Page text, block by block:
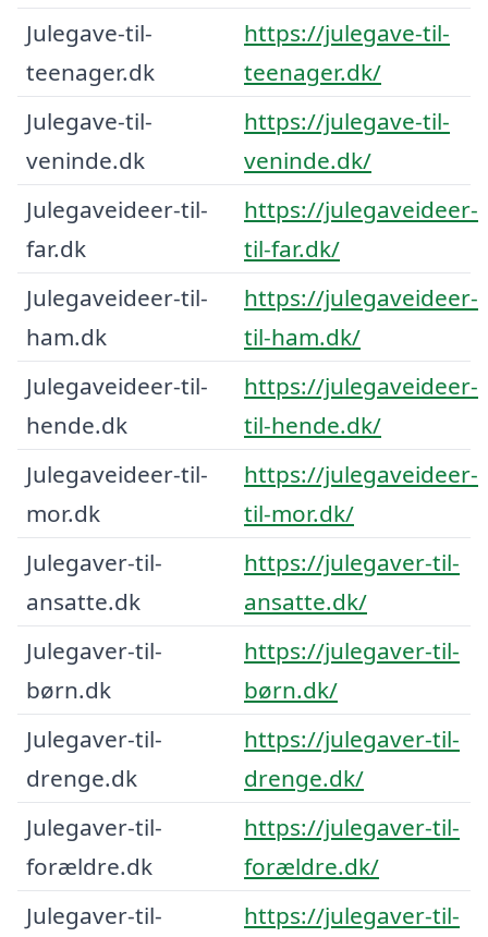
Julegave-til-
teenager.dk
https://julegave-til-
teenager.dk/
Julegave-til-
veninde.dk
https://julegave-til-
veninde.dk/
Julegaveideer-til-
far.dk
https://julegaveideer-
til-far.dk/
Julegaveideer-til-
ham.dk
https://julegaveideer-
til-ham.dk/
Julegaveideer-til-
hende.dk
https://julegaveideer-
til-hende.dk/
Julegaveideer-til-
mor.dk
https://julegaveideer-
til-mor.dk/
Julegaver-til-
ansatte.dk
https://julegaver-til-
ansatte.dk/
Julegaver-til-
børn.dk
https://julegaver-til-
børn.dk/
Julegaver-til-
drenge.dk
https://julegaver-til-
drenge.dk/
Julegaver-til-
forældre.dk
https://julegaver-til-
forældre.dk/
Julegaver-til-
https://julegaver-til-